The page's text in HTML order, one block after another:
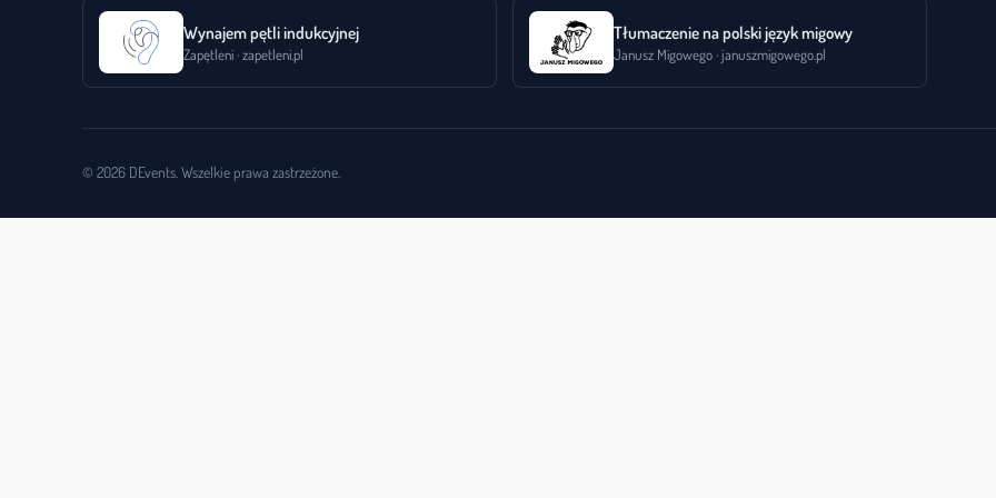
Wynajem pętli indukcyjnej
Zapętleni · zapetleni.pl
Tłumaczenie na polski język migowy
Janusz Migowego · januszmigowego.pl
© 2026 DEvents. Wszelkie prawa zastrzeżone.